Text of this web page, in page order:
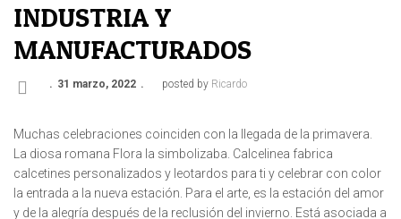
INDUSTRIA Y
MANUFACTURADOS
31 marzo, 2022 posted by Ricardo
Muchas celebraciones coinciden con la llegada de la primavera.
La diosa romana Flora la simbolizaba. Calcelinea fabrica
calcetines personalizados y leotardos para ti y celebrar con color
la entrada a la nueva estación. Para el arte, es la estación del amor
y de la alegría después de la reclusión del invierno. Está asociada a